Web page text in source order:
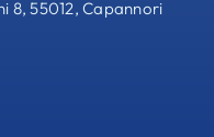
8, 55012, Capannori